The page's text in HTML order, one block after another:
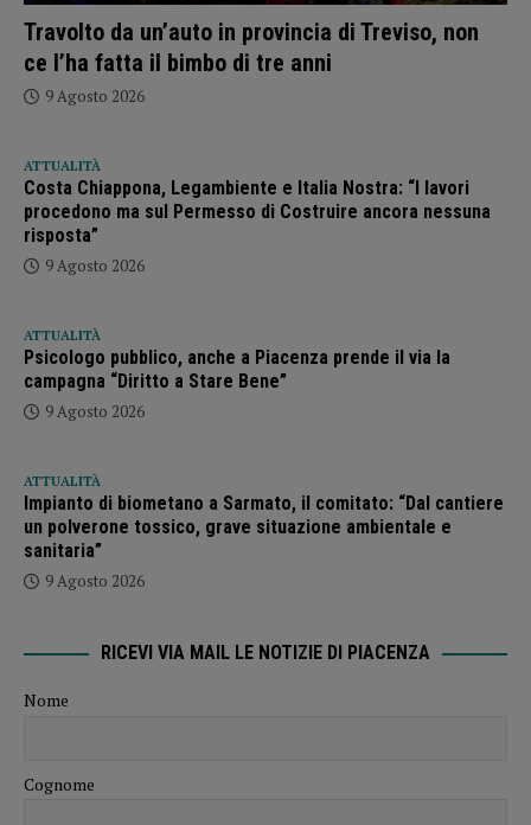
Travolto da un’auto in provincia di Treviso, non
ce l’ha fatta il bimbo di tre anni
9 Agosto 2026
ATTUALITÀ
Costa Chiappona, Legambiente e Italia Nostra: “I lavori
procedono ma sul Permesso di Costruire ancora nessuna
risposta”
9 Agosto 2026
ATTUALITÀ
Psicologo pubblico, anche a Piacenza prende il via la
campagna “Diritto a Stare Bene”
9 Agosto 2026
ATTUALITÀ
Impianto di biometano a Sarmato, il comitato: “Dal cantiere
un polverone tossico, grave situazione ambientale e
sanitaria”
9 Agosto 2026
RICEVI VIA MAIL LE NOTIZIE DI PIACENZA
Nome
Cognome